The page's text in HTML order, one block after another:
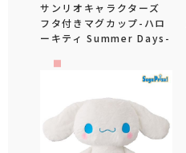
サンリオキャラクターズ
フタ付きマグカップ-ハロ
ーキティ Summer Days-